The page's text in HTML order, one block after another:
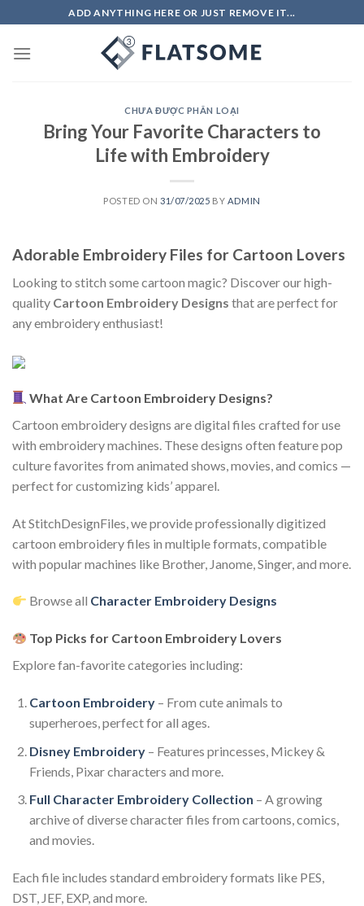
to
content
ADD ANYTHING HERE OR JUST REMOVE IT...
CHƯA ĐƯỢC PHÂN LOẠI
Bring Your Favorite Characters to
Life with Embroidery
POSTED ON 31/07/2025 BY ADMIN
Adorable Embroidery Files for Cartoon Lovers
Looking to stitch some cartoon magic? Discover our high-
quality Cartoon Embroidery Designs that are perfect for
any embroidery enthusiast!
What Are Cartoon Embroidery Designs?
Cartoon embroidery designs are digital files crafted for use
with embroidery machines. These designs often feature pop
culture favorites from animated shows, movies, and comics —
perfect for customizing kids’ apparel.
At StitchDesignFiles, we provide professionally digitized
cartoon embroidery files in multiple formats, compatible
with popular machines like Brother, Janome, Singer, and more.
Browse all Character Embroidery Designs
Top Picks for Cartoon Embroidery Lovers
Explore fan-favorite categories including:
Cartoon Embroidery– From cute animals to
superheroes, perfect for all ages.
Disney Embroidery– Features princesses, Mickey &
Friends, Pixar characters and more.
Full Character Embroidery Collection – A growing
archive of diverse character files from cartoons, comics,
and movies.
Each file includes standard embroidery formats like PES,
DST, JEF, EXP, and more.